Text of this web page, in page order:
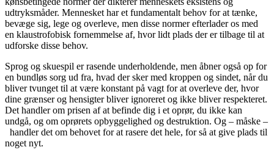
udtryksmåder. Mennesket har et fundamentalt behov for at tænke,
bevæge sig, lege og overleve, men disse normer efterlader os med
en klaustrofobisk fornemmelse af, hvor lidt plads der er tilbage til at
udforske disse behov.
Sprog og skuespil er rasende underholdende, men åbner også op for
en bundløs sorg ud fra, hvad der sker med kroppen og sindet, når du
bliver tvunget til at være konstant på vagt for at overleve der, hvor
dine grænser og hensigter bliver ignoreret og ikke bliver respekteret.
Det handler om prisen af at befinde dig i et oprør, du ikke kan
undgå, og om oprørets opbyggelighed og destruktion. Og – måske –
handler det om behovet for at rasere det hele, for så at give plads til
noget nyt.